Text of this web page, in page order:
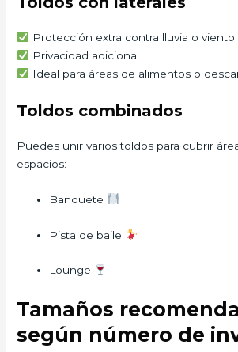
Protección extra contra lluvia o viento
Privacidad adicional
Ideal para áreas de alimentos o
Toldos combinados
Puedes unir varios toldos para cubrir
espacios:
Banquete
Pista de baile
Lounge
Tamaños
según número de